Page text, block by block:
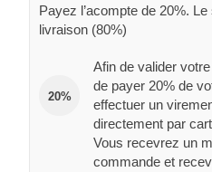
Payez l’acompte de 20%.
livraison (80%)
20%
Afin de valider
de payer 20% de
effectuer un
directement par
Vous recevrez un
commande et